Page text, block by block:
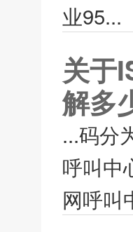
业95...
关于
解多
...码分
呼叫中
网呼叫